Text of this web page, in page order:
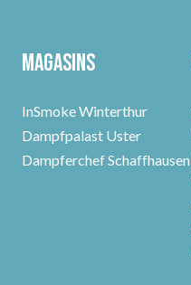
Magasins
InSmoke Winterthur
Dampfpalast Uster
Dampferchef Schaffhausen